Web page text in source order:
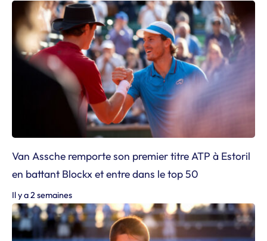
Van Assche remporte son premier titre ATP à Estoril
en battant Blockx et entre dans le top 50
Il y a 2 semaines